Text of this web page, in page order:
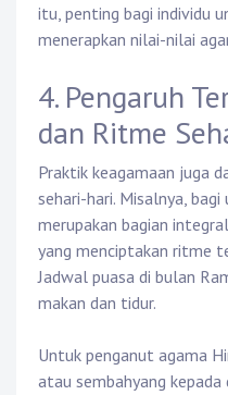
itu, penting bagi individu
menerapkan nilai-nilai
4. Pengaruh
dan Ritme
Praktik keagamaan juga
sehari-hari. Misalnya,
merupakan bagian
yang menciptakan ritme
Jadwal puasa di bulan
makan dan tidur.
Untuk penganut agama
atau sembahyang